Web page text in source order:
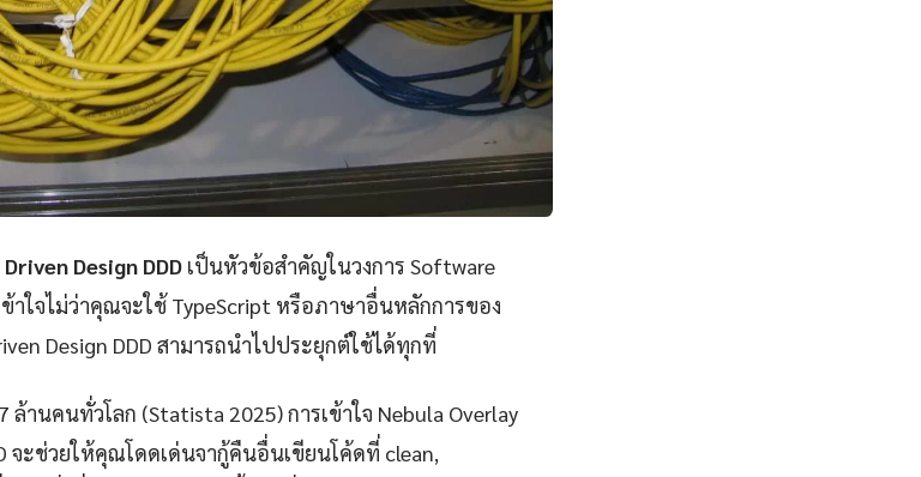
Design DDD เป็นหัวข้อสำคัญในวงการ Software
ใจไม่ว่าคุณจะใช้ TypeScript หรือภาษาอื่นหลักการของ
Design DDD สามารถนำไปประยุกต์ใช้ได้ทุกที่
นคนทั่วโลก (Statista 2025) การเข้าใจ Nebula Overlay
จะช่วยให้คุณโดดเด่นจากู้คืนอื่นเขียนโค้ดที่ clean,